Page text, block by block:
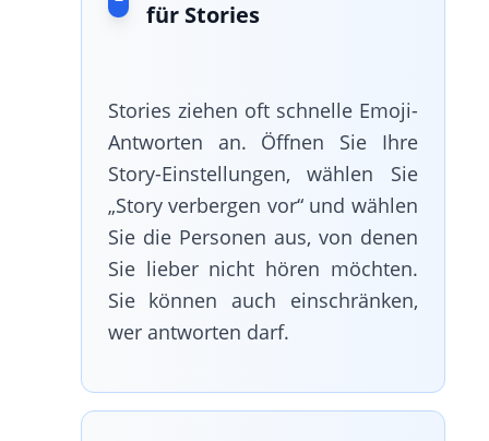
für Stories
Stories ziehen oft schnelle Emoji-
Antworten an. Öffnen Sie Ihre
Story-Einstellungen, wählen Sie
„Story verbergen vor“ und wählen
Sie die Personen aus, von denen
Sie lieber nicht hören möchten.
Sie können auch einschränken,
wer antworten darf.